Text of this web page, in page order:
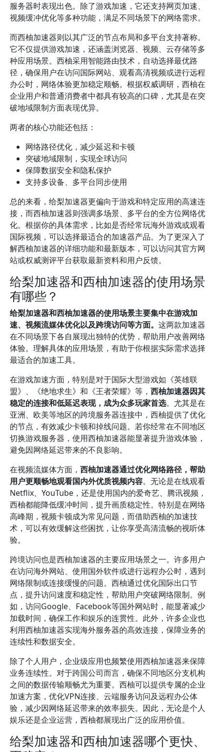
服务器时表现出色。除了游戏加速，它还支持网页加速、
视频缓冲优化等多种功能，满足不同场景下的网络需求。
而西柚加速器则以其广泛的节点布局和多平台支持著称。
它不仅提供游戏加速，还涵盖浏览器、视频、云存储等多
种应用场景。西柚采用智能路由技术，自动选择最优路
径，确保用户在访问国际网站、观看高清视频或进行远程
办公时，网络体验更加稳定顺畅。根据权威调研，西柚在
企业用户和普通消费者中都具有较高的口碑，尤其是在突
破地域限制方面表现优异。
两者的核心功能还包括：
网络路径优化，减少延迟和卡顿
突破地域限制，实现全球访问
保障数据安全和隐私保护
支持多设备、多平台同步使用
总的来看，给梨加速器更偏向于游戏和特定应用的高速连
接，而西柚加速器则强调多场景、多平台的全方位网络优
化。根据你的具体需求，比如是否经常玩海外游戏或观看
国际视频，可以选择最适合的加速器产品。为了更深入了
解西柚加速器的详细功能和最新版本，可以访问其官方网
站或权威测评平台获取最新资料和用户反馈。
给梨加速器和西柚加速器的使用场景
有哪些？
给梨加速器和西柚加速器的使用场景主要集中在游戏加
速、视频流媒体优化以及跨境访问等方面。 这两款加速器
在不同场景下各自展现出独特的优势，帮助用户改善网络
体验。理解具体的应用场景，有助于你根据实际需求选择
最适合的加速工具。
在游戏加速方面，特别是对于国际大型游戏如《英雄联
盟》、《绝地求生》和《王者荣耀》等， 西柚加速器因其
稳定的连接和低延迟表现，成为众多玩家首选。尤其是在
亚洲、欧美等地区的跨境服务器连接中，西柚提供了优化
的节点，有效减少卡顿和掉线问题。若你经常在不同地区
切换游戏服务器，使用西柚加速器能显著提升游戏体验，
避免因网络延迟带来的不良影响。
在视频流媒体方面， 西柚加速器通过优化网络路径，帮助
用户更顺畅地观看国内外优质视频内容。无论是在线观看
Netflix、YouTube，还是使用国内的爱奇艺、腾讯视频，
西柚都能降低缓冲时间，提升画质稳定性。特别是在网络
高峰期，视频卡顿成为常见问题，而借助西柚的加速技
术，可以有效缓解这些困扰，让你享受高清流畅的视听体
验。
跨境访问也是西柚加速器的主要应用场景之一。许多用户
在访问海外网站、使用国外软件或进行远程办公时，遇到
网络限制或连接缓慢的问题。西柚通过优化国际出口节
点，提升访问速度和稳定性，帮助用户突破网络限制。例
如，访问Google、Facebook等国外网站时，能显著减少
加载时间，确保工作和娱乐的连贯性。此外，许多企业也
利用西柚加速器实现海外服务器的高效连接，保障业务的
连续性和数据安全。
除了个人用户，企业级应用也频繁使用西柚加速器来保障
业务连续性。对于跨国公司而言，确保不同地区分支机构
之间的数据传输顺畅尤为重要。西柚可以提供专属的企业
加速方案，优化VPN连接、云端服务访问及远程办公体
验，减少因网络延迟带来的效率损失。因此，无论是个人
娱乐还是企业运营，西柚都展现出广泛的应用价值。
给梨加速器和西柚加速器哪个更快、